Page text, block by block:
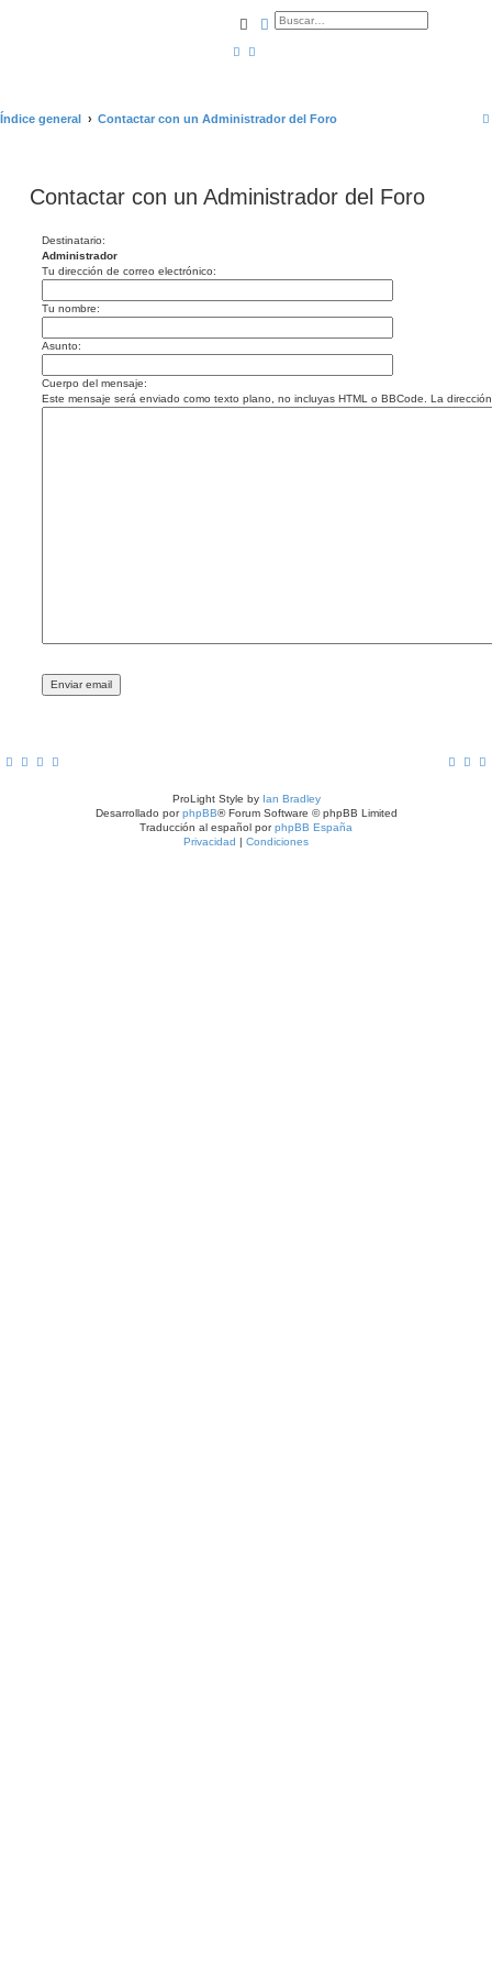
BuscarBúsqueda avanzada
Índice general Contactar con un Administrador del Foro
Contactar con un Administrador del Foro
Destinatario:
Administrador
Tu dirección de correo electrónico:
Tu nombre:
Asunto:
Cuerpo del mensaje:
Este mensaje será enviado como texto plano, no incluyas HTML o BBCode. La
ProLight Style by Ian Bradley
Desarrollado porphpBB® Forum Software © phpBB Limited
Traducción al español porphpBB España
Privacidad | Condiciones